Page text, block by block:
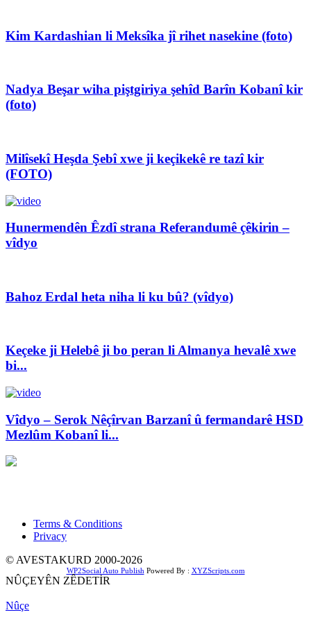
Kim Kardashian li Meksîka jî rihet nasekine (foto)
Nadya Beşar wiha piştgiriya şehîd Barîn Kobanî kir
(foto)
Milîsekî Heşda Şebî xwe ji keçikekê re tazî kir
(FOTO)
Hunermendên Êzdî strana Referandumê çêkirin –
vîdyo
Bahoz Erdal heta niha li ku bû? (vîdyo)
Keçeke ji Helebê ji bo peran li Almanya hevalê xwe
bi...
Vîdyo – Serok Nêçîrvan Barzanî û fermandarê HSD
Mezlûm Kobanî li...
Terms & Conditions
Privacy
© AVESTAKURD 2000-2026
WP2Social Auto Publish Powered By : XYZScripts.com
NÛÇEYÊN ZÊDETİR
Nûçe